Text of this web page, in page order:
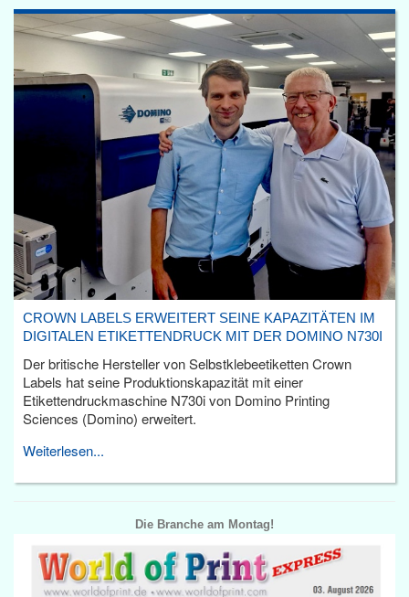
CROWN LABELS ERWEITERT SEINE KAPAZITÄTEN IM
DIGITALEN ETIKETTENDRUCK MIT DER DOMINO N730I
Der britische Hersteller von Selbstklebeetiketten Crown
Labels hat seine Produktionskapazität mit einer
Etikettendruckmaschine N730i von Domino Printing
Sciences (Domino) erweitert.
Weiterlesen...
Die Branche am Montag!